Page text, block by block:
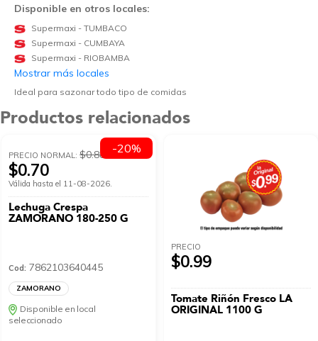
Disponible en otros locales:
Supermaxi - TUMBACO
Supermaxi - CUMBAYA
Supermaxi - RIOBAMBA
Mostrar más locales
Ideal para sazonar todo tipo de comidas
Productos relacionados
PRECIO NORMAL:$0.88
$0.70
Válida hasta el 11-08-2026.
Lechuga Crespa
ZAMORANO 180-250 G
Cod: 7862103640445
ZAMORANO
Disponible en local
seleccionado
-20%
PRECIO
$0.99
Tomate Riñón Fresco LA
ORIGINAL 1100 G